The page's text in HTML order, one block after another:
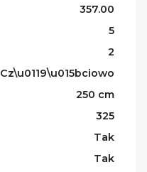
357.00
5
2
Cz\u0119\u015bciowo
250 cm
325
Tak
Tak